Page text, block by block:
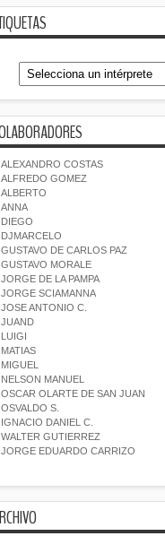
ALEXANDRO COSTAS
ALFREDO GOMEZ
ALBERTO
ANNA
DIEGO
DJMARCELO
GUSTAVO DE CARLOS PAZ
GUSTAVO MORALE
JORGE DE LA PAMPA
JORGE SCIAMANNA
JOSE ANTONIO C.
JUAND
LUIGI
MATIAS
MIGUEL
NELSON MANUEL
OSCAR OLARTE DE SAN JUAN
OSVALDO S.
IGNACIO DANIEL C.
WALTER GUTIERREZ
JORGE EDUARDO CARRIZO